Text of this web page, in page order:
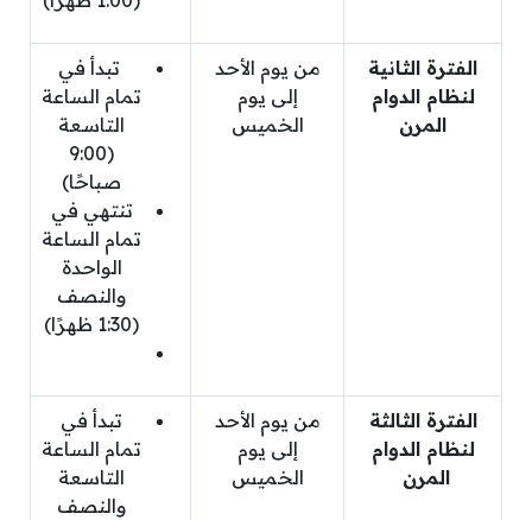
الفترة الثانية
لنظام الدوام
المرن
من يوم الأحد
إلى يوم
الخميس
تبدأ في
تمام الساعة
التاسعة
(9:00
صباحًا)
تنتهي في
تمام الساعة
الواحدة
والنصف
(1:30 ظهرًا)
الفترة الثالثة
لنظام الدوام
المرن
من يوم الأحد
إلى يوم
الخميس
تبدأ في
تمام الساعة
التاسعة
والنصف